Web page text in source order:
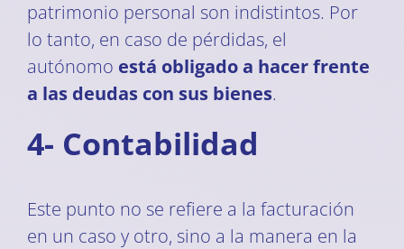
patrimonio personal son indistintos. Por
lo tanto, en caso de pérdidas, el
autónomo está obligado a hacer frente
a las deudas con sus bienes.
4- Contabilidad
Este punto no se refiere a la facturación
en un caso y otro, sino a la manera en la